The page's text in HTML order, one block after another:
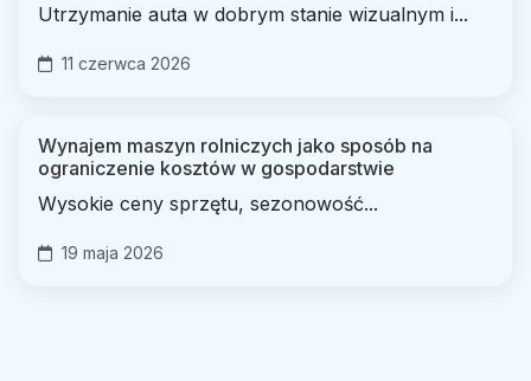
Utrzymanie auta w dobrym stanie wizualnym i...
11 czerwca 2026
Wynajem maszyn rolniczych jako sposób na
ograniczenie kosztów w gospodarstwie
Wysokie ceny sprzętu, sezonowość...
19 maja 2026